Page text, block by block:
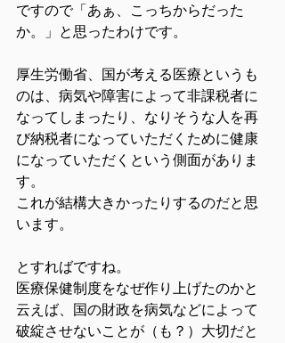
ですので「あぁ、こっちからだった
か。」と思ったわけです。
厚生労働省、国が考える医療というも
のは、病気や障害によって非課税者に
なってしまったり、なりそうな人を再
び納税者になっていただくために健康
になっていただくという側面がありま
す。
これが結構大きかったりするのだと思
います。
とすればですね。
医療保健制度をなぜ作り上げたのかと
云えば、国の財政を病気などによって
破綻させないことが（も？）大切だと